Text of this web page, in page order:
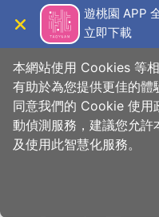
主
遊桃園 APP
立即下載
首頁 > 想去的地方 > 住宿 >
天鵝湖汽
本網站使用 Cookies 等
有助於為您提供更佳的體
同意我們的 Cookie 使用
動偵測服務，建議您允許
及使用此智慧化服務。